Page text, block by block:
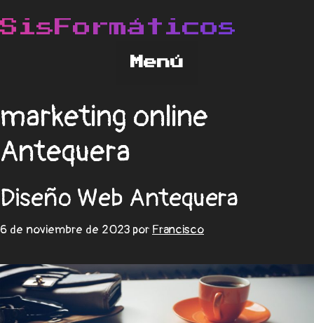
marketing online
Antequera
Diseño Web Antequera
6 de noviembre de 2023 por Francisco